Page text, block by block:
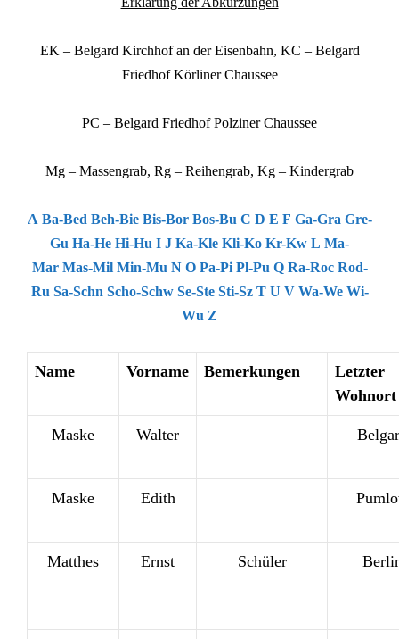
EK – Belgard Kirchhof an der Eisenbahn, KC – Belgard
Friedhof Körliner Chaussee
PC – Belgard Friedhof Polziner Chaussee
Mg – Massengrab, Rg – Reihengrab, Kg – Kindergrab
A Ba-Bed Beh-Bie Bis-Bor Bos-Bu C D E F Ga-Gra Gre-
Gu Ha-He Hi-Hu I J Ka-Kle Kli-Ko Kr-Kw L Ma-
Mar Mas-Mil Min-Mu N O Pa-Pi Pl-Pu Q Ra-Roc Rod-
Ru Sa-Schn Scho-Schw Se-Ste Sti-Sz T U V Wa-We Wi-
Wu Z
Name Vorname Bemerkungen
Letzter
Wohnort
Maske Walter
Maske Edith
Matthes Ernst Schüler